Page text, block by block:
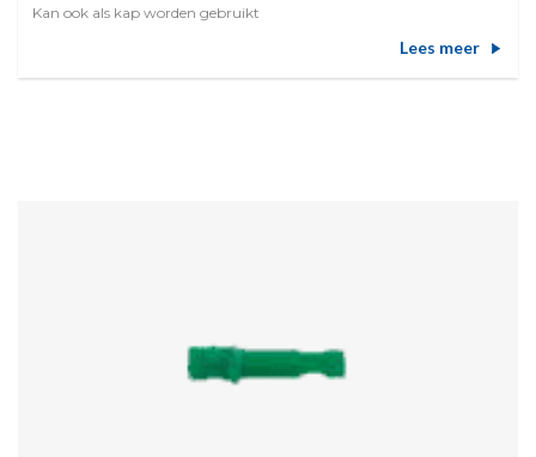
Kan ook als kap worden gebruikt
Lees meer